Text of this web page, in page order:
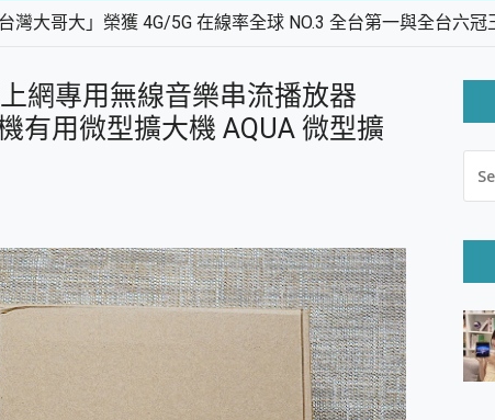
灣大哥大」榮獲 4G/5G 在線率全球 NO.3 全台第一與全台六冠
的 FireCuda X1070 SSD 固態硬碟開箱 評測
無線設計 SpotCam Solo Eco 太陽能防水雲端攝影機
14 AI+ D3MG-031TW 14吋 開箱評價，AI輕薄商務筆電
16 Pro 開箱評價~ 2 億畫素 LumaColor 影像、持久續航與
聯想 Yoga Book 9 14吋 AI輕薄筆電 開箱 評測
系列 與 Moto | Swarovski razr 60 冰藍限定版本 開箱 評測
讓您輕鬆的移除與格式化有防寫保護的隨身碟或SD卡
好幫手! VideoProc Converter AI 新版全解析 × 年末優惠，一篇
牙音響 氛圍情境燈 我通通都要！ Starfish 2 幻彩膠囊投影機
GravaStar Mercury K1 系列 異星機械鍵盤與 Mercury X 系列
網專用無線音樂串流播放器
有用微型擴大機 AQUA 微型擴
FOR: